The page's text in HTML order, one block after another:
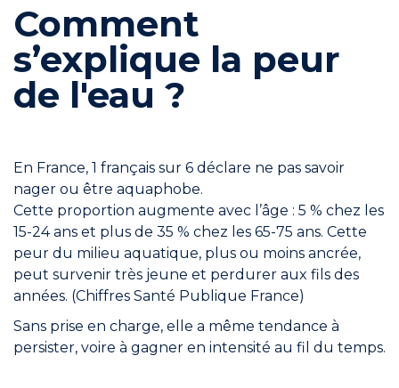
Comment
s’explique la peur
de l'eau ?
En France, 1 français sur 6 déclare ne pas savoir
nager ou être aquaphobe.
Cette proportion augmente avec l’âge : 5 % chez les
15-24 ans et plus de 35 % chez les 65-75 ans. Cette
peur du milieu aquatique, plus ou moins ancrée,
peut survenir très jeune et perdurer aux fils des
années. (Chiffres Santé Publique France)
Sans prise en charge, elle a même tendance à
persister, voire à gagner en intensité au fil du temps.